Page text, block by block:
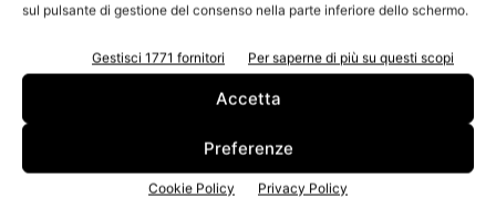
sul pulsante di gestione del consenso nella parte inferiore dello schermo.
Gestisci 1771 fornitori Per saperne di più su questi scopi
Accetta
Preferenze
Cookie Policy Privacy Policy
Acqua e carta, la sfida dell’equilibrio